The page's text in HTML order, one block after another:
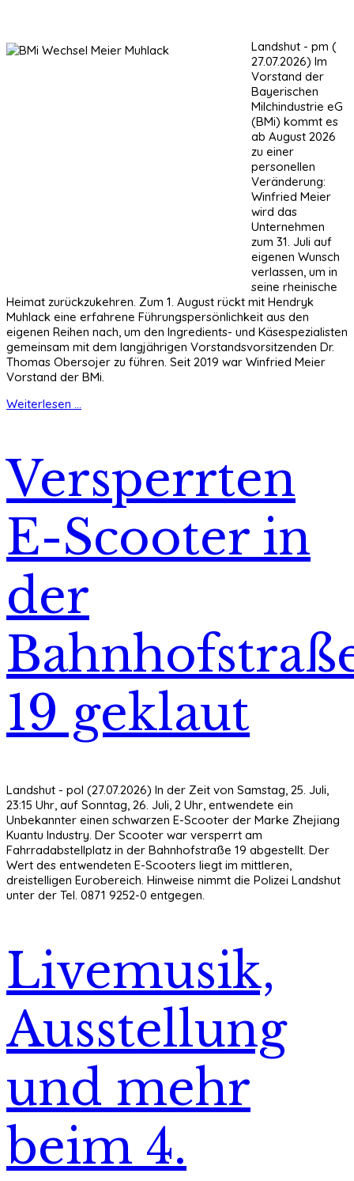
Landshut - pm (
27.07.2026) Im
Vorstand der
Bayerischen
Milchindustrie eG
(BMi) kommt es
ab August 2026
zu einer
personellen
Veränderung:
Winfried Meier
wird das
Unternehmen
zum 31. Juli auf
eigenen Wunsch
verlassen, um in
seine rheinische
Heimat zurückzukehren. Zum 1. August rückt mit Hendryk
Muhlack eine erfahrene Führungspersönlichkeit aus den
eigenen Reihen nach, um den Ingredients- und Käsespezialisten
gemeinsam mit dem langjährigen Vorstandsvorsitzenden Dr.
Thomas Obersojer zu führen. Seit 2019 war Winfried Meier
Vorstand der BMi.
Weiterlesen ...
Versperrten
E-Scooter in
der
19 geklaut
Landshut - pol (27.07.2026) In der Zeit von Samstag, 25. Juli,
23:15 Uhr, auf Sonntag, 26. Juli, 2 Uhr, entwendete ein
Unbekannter einen schwarzen E-Scooter der Marke Zhejiang
Kuantu Industry. Der Scooter war versperrt am
Fahrradabstellplatz in der Bahnhofstraße 19 abgestellt. Der
Wert des entwendeten E-Scooters liegt im mittleren,
dreistelligen Eurobereich. Hinweise nimmt die Polizei Landshut
unter der Tel. 0871 9252-0 entgegen.
Livemusik,
Ausstellung
und mehr
beim 4.